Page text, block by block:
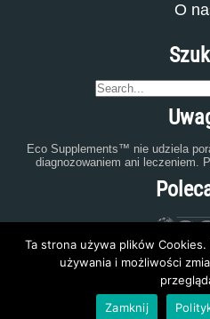
O
Eco Supplements™ nie udziela
diagnozowaniem ani leczeniem.
eco-supplements.com
Ta strona używa plików
używania i możliwości
Zamknij